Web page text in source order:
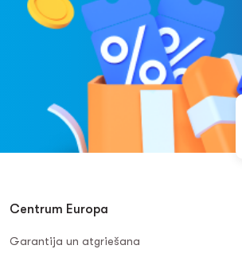
Centrum Europa
Garantija un atgriešana